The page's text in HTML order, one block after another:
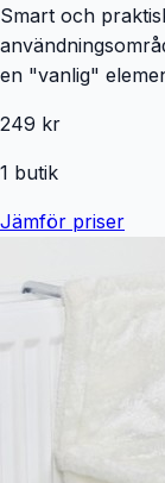
Smart och
en "vanlig"
249 kr
1 butik
Jämför priser